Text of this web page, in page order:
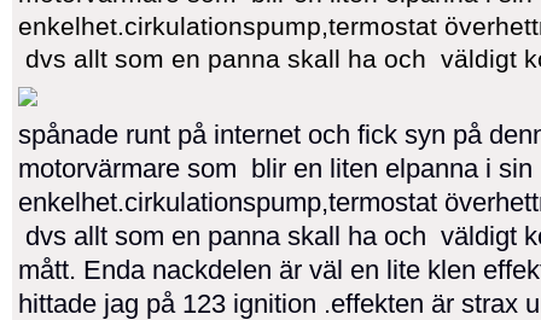
enkelhet.cirkulationspump,termostat
dvs allt som en panna skall ha och väldigt
spånade runt på internet och fick syn på
motorvärmare som blir en liten elpanna i sin
enkelhet.cirkulationspump,termostat
dvs allt som en panna skall ha och väldigt
mått. Enda nackdelen är väl en lite klen
hittade jag på 123 ignition .effekten är strax